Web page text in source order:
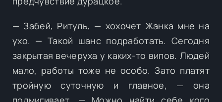
— Забей, Ритуль, — хохочет Жанка мне на
ухо. — Такой шанс подработать. Сегодня
закрытая вечеруха у каких-то випов. Людей
мало, работы тоже не особо. Зато платят
тройную суточную и главное, — она